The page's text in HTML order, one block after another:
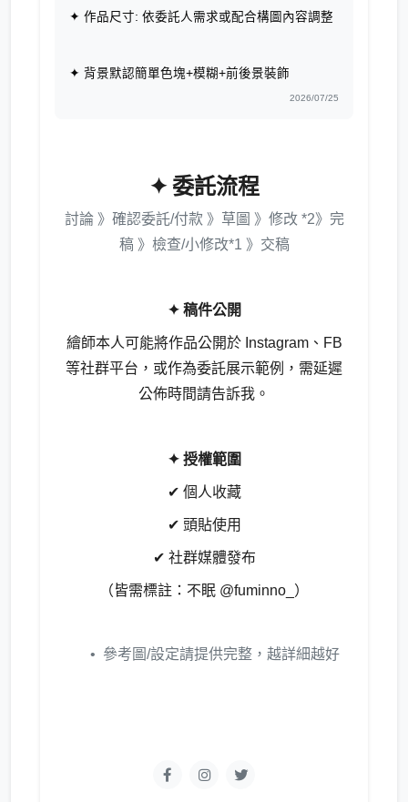
✦ 作品尺寸: 依委託人需求或配合構圖內容調整
✦ 背景默認簡單色塊+模糊+前後景裝飾
2026/07/25
✦ 委託流程
討論 》確認委託/付款 》草圖 》修改 *2》完
稿 》檢查/小修改*1 》交稿
✦ 稿件公開
繪師本人可能將作品公開於 Instagram、FB
等社群平台，或作為委託展示範例，需延遲
公佈時間請告訴我。
✦ 授權範圍
✔ 個人收藏
✔ 頭貼使用
✔ 社群媒體發布
（皆需標註：不眠 @fuminno_）
參考圖/設定請提供完整，越詳細越好